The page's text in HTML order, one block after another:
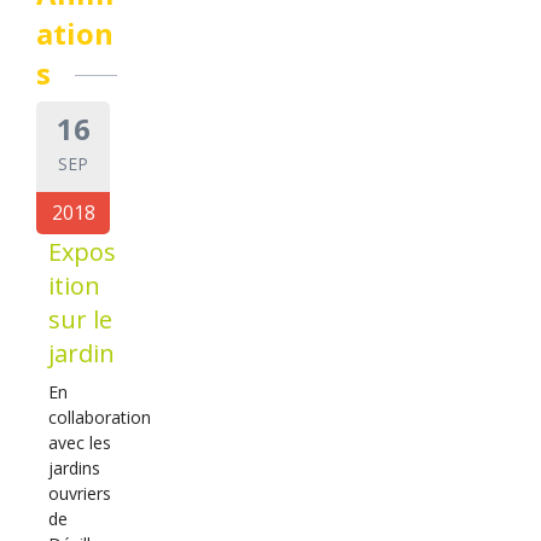
ation
s
16
SEP
2018
Expos
ition
sur le
jardin
En
collaboration
avec les
jardins
ouvriers
de